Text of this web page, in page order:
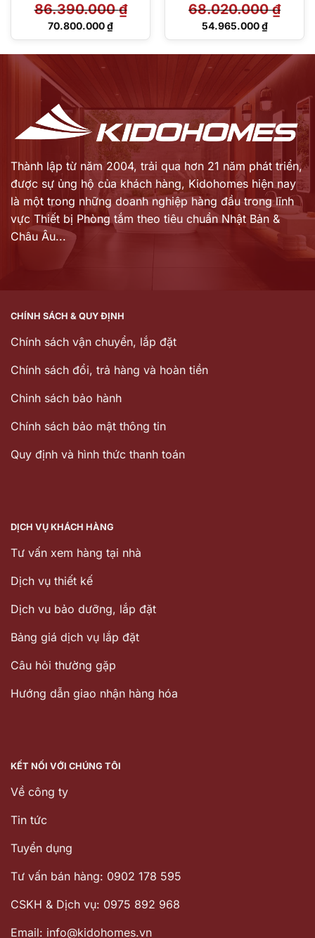
86.390.000₫
Giá
70.800.000₫
Giá
68.020.000₫
Giá
68.020.000 ₫.
54.965.000₫
Giá
54.965.000 ₫.
Thành lập từ năm 2004, trải qua hơn 21 năm phát triển,
được sự ủng hộ của khách hàng, Kidohomes hiện nay
là một trong những doanh nghiệp hàng đầu trong lĩnh
vực Thiết bị Phòng tắm theo tiêu chuẩn Nhật Bản &
Châu Âu...
CHÍNH SÁCH & QUY ĐỊNH
Chính sách vận chuyển, lắp đặt
Chính sách đổi, trả hàng và hoàn tiền
Chinh sách bảo hành
Chính sách bảo mật thông tin
Quy định và hình thức thanh toán
DỊCH VỤ KHÁCH HÀNG
Tư vấn xem hàng tại nhà
Dịch vụ thiết kế
Dịch vu bảo dưỡng, lắp đặt
Bảng giá dịch vụ lắp đặt
Câu hỏi thường gặp
Hướng dẫn giao nhận hàng hóa
KẾT NỐI VỚI CHÚNG TÔI
Về công ty
Tin tức
Tuyển dụng
Tư vấn bán hàng: 0902 178 595
CSKH & Dịch vụ: 0975 892 968
Email: info@kidohomes.vn